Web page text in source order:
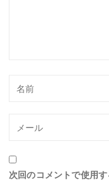
次回のコメントで使用